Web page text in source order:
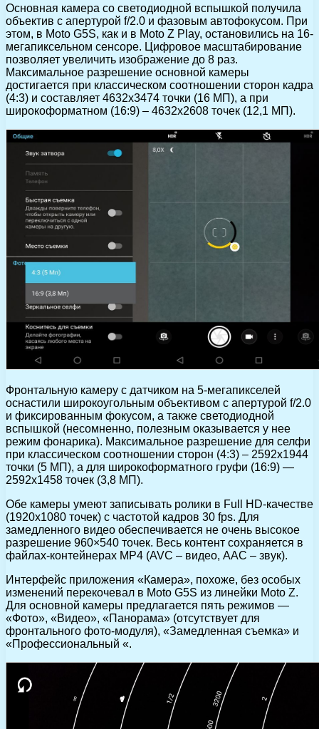
Основная камера со светодиодной вспышкой получила
объектив с апертурой f/2.0 и фазовым автофокусом. При
этом, в Moto G5S, как и в Moto Z Play, остановились на 16-
мегапиксельном сенсоре. Цифровое масштабирование
позволяет увеличить изображение до 8 раз.
Максимальное разрешение основной камеры
достигается при классическом соотношении сторон кадра
(4:3) и составляет 4632х3474 точки (16 МП), а при
широкоформатном (16:9) – 4632х2608 точек (12,1 МП).
Фронтальную камеру с датчиком на 5-мегапикселей
оснастили широкоугольным объективом с апертурой f/2.0
и фиксированным фокусом, а также светодиодной
вспышкой (несомненно, полезным оказывается у нее
режим фонарика). Максимальное разрешение для селфи
при классическом соотношении сторон (4:3) – 2592х1944
точки (5 МП), а для широкоформатного груфи (16:9) —
2592х1458 точек (3,8 МП).
Обе камеры умеют записывать ролики в Full HD-качестве
(1920х1080 точек) с частотой кадров 30 fps. Для
замедленного видео обеспечивается не очень высокое
разрешение 960×540 точек. Весь контент сохраняется в
файлах-контейнерах MP4 (AVC – видео, AAC – звук).
Интерфейс приложения «Камера», похоже, без особых
изменений перекочевал в Moto G5S из линейки Moto Z.
Для основной камеры предлагается пять режимов —
«Фото», «Видео», «Панорама» (отсутствует для
фронтального фото-модуля), «Замедленная съемка» и
«Профессиональный «.